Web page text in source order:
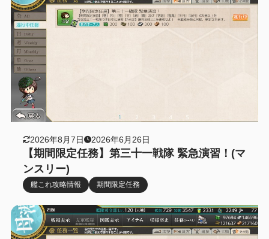
2026年8月7日 2026年6月26日
【期間限定任務】第三十一戦隊 緊急演習！(マ
ンスリー)
艦これ攻略情報 期間限定任務